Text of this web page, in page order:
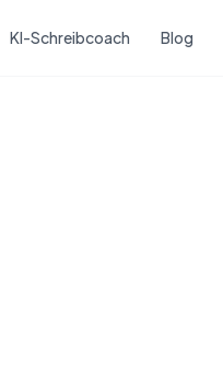
KI-Schreibcoach Blog